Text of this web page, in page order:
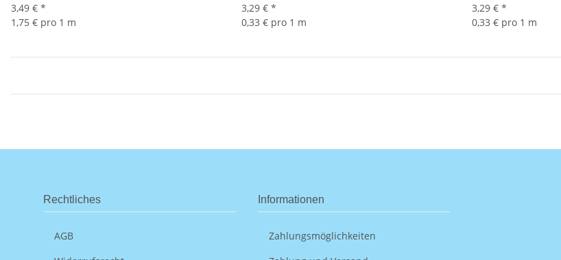
3,49 € *
1,75 € pro 1 m
3,29 € *
0,33 € pro 1 m
3,29 € *
0,33 € pro 1 m
Rechtliches
AGB
Informationen
Zahlungsmöglichkeiten